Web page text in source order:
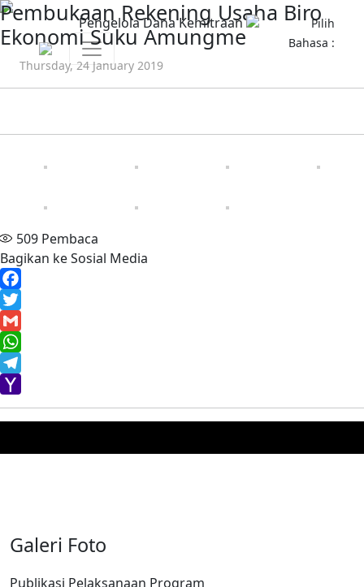
Pengelola Dana Kemitraan
Pilih
Bahasa :
Pembukaan Rekening Usaha Biro
Ekonomi Suku Amungme
Thursday, 24 January 2019
509 Pembaca
Bagikan ke Sosial Media
Facebook
Twitter
Gmail
WhatsApp
Telegram
Yahoo
Mail
Galeri Foto
Publikasi Pelaksanaan Program